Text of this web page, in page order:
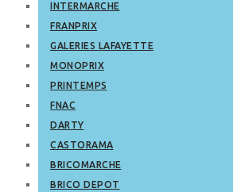
INTERMARCHE
FRANPRIX
GALERIES LAFAYETTE
MONOPRIX
PRINTEMPS
FNAC
DARTY
CASTORAMA
BRICOMARCHE
BRICO DEPOT